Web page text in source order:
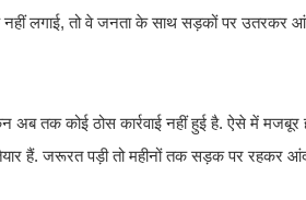
नहीं लगाई, तो वे जनता के साथ सड़कों पर उतरकर
अब तक कोई ठोस कार्रवाई नहीं हुई है. ऐसे में मजबूर
हैं. जरूरत पड़ी तो महीनों तक सड़क पर रहकर